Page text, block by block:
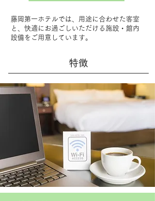
藤岡第一ホテルでは、用途に合わせた客室
と、快適にお過ごしいただける施設・館内
設備をご用意しています。
特徴